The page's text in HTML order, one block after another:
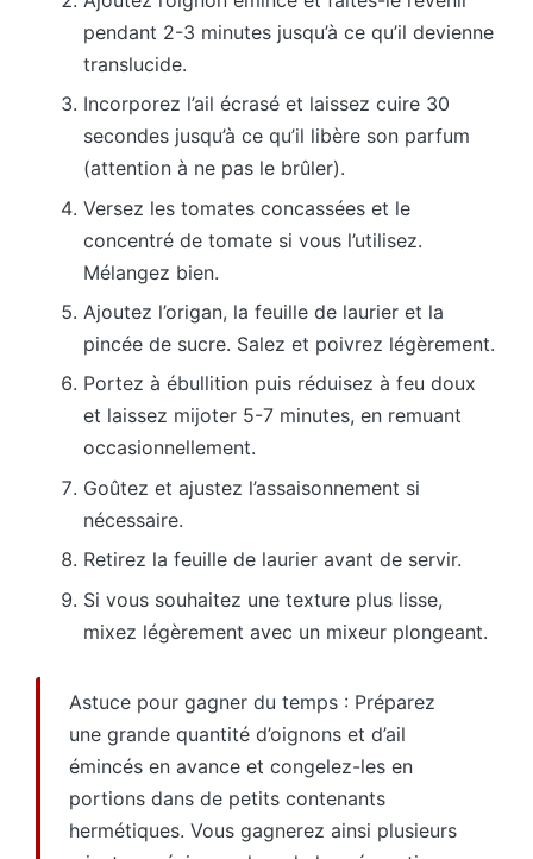
pendant 2-3 minutes jusqu’à ce qu’il devienne
translucide.
Incorporez l’ail écrasé et laissez cuire 30
secondes jusqu’à ce qu’il libère son parfum
(attention à ne pas le brûler).
Versez les tomates concassées et le
concentré de tomate si vous l’utilisez.
Mélangez bien.
Ajoutez l’origan, la feuille de laurier et la
pincée de sucre. Salez et poivrez légèrement.
Portez à ébullition puis réduisez à feu doux
et laissez mijoter 5-7 minutes, en remuant
occasionnellement.
Goûtez et ajustez l’assaisonnement si
nécessaire.
Retirez la feuille de laurier avant de servir.
Si vous souhaitez une texture plus lisse,
mixez légèrement avec un mixeur plongeant.
Astuce pour gagner du temps : Préparez
une grande quantité d’oignons et d’ail
émincés en avance et congelez-les en
portions dans de petits contenants
hermétiques. Vous gagnerez ainsi plusieurs